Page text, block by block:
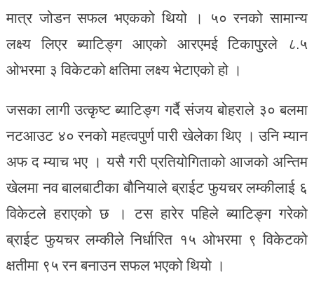
मात्र जोडन सफल भएकको थियो । ५० रनको सामान्य
लक्ष्य लिएर ब्याटिङ्ग आएको आरएमई टिकापुरले ८.५
ओभरमा ३ विकेटको क्षतिमा लक्ष्य भेटाएको हो ।
जसका लागी उत्कृष्ट ब्याटिङ्ग गर्दै संजय बोहराले ३० बलमा
नटआउट ४० रनको महत्वपुर्ण पारी खेलेका थिए । उनि म्यान
अफ द म्याच भए । यसै गरी प्रतियोगिताको आजको अन्तिम
खेलमा नव बालबाटीका बौनियाले ब्राईट फुयचर लम्कीलाई ६
विकेटले हराएको छ । टस हारेर पहिले ब्याटिङ्ग गरेको
ब्राईट फुयचर लम्कीले निर्धारित १५ ओभरमा ९ विकेटको
क्षतीमा ९५ रन बनाउन सफल भएको थियो ।